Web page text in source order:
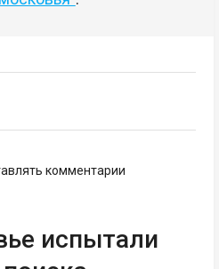
комментарии
испытали